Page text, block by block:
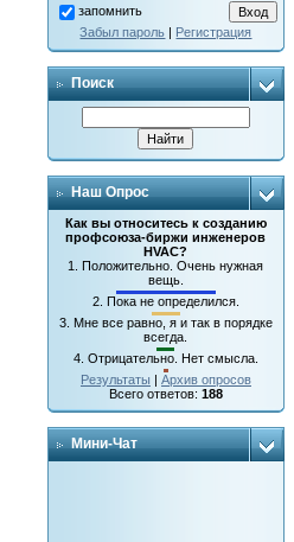
запомнить
Забыл пароль | Регистрация
Поиск
Наш Опрос
Как вы относитесь к созданию
профсоюза-биржи инженеров
HVAC?
1.Положительно. Очень нужная
вещь.
2. Пока не определился.
3. Мне все равно, я и так в порядке
всегда.
4. Отрицательно. Нет смысла.
Результаты | Архив опросов
Всего ответов: 188
Мини-Чат